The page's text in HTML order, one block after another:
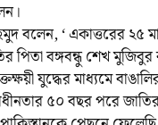
বলেন, ‘ একাত্তরের ২৫
পিতা বঙ্গবন্ধু শেখ
যুদ্ধের মাধ্যমে
৫০ বছর পরে